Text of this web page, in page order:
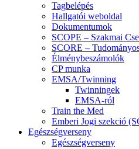
Tagbelépés
Hallgatói weboldal
Dokumentumok
SCOPE – Szakmai
SCORE –
Élménybeszámolók
CP munka
EMSA/Twinning
Twinningek
EMSA-ról
Train the Med
Emberi Jogi szekció
Egészségverseny
Egészségverseny